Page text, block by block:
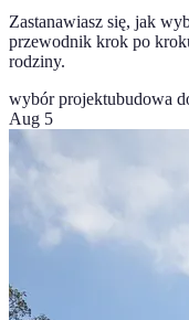
Zastanawiasz się, jak
przewodnik krok po
rodziny.
wybór projektubudowa
Aug 5